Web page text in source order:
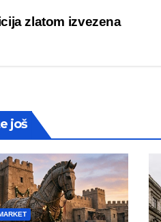
zlatom izvezena
još